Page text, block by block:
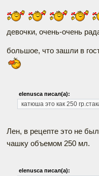
девочки, очень-очень
большое, что зашли в
elenusca писал(а):
катюша это как 250
Лен, в рецепте это не
чашку объемом 250 мл.
elenusca писал(а):